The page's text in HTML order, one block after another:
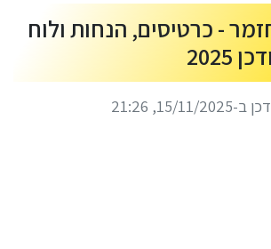
- כרטיסים, הנחות ולוח
15/11/2025, 21:26